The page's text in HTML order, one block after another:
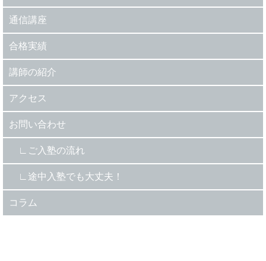
通信講座
合格実績
講師の紹介
アクセス
お問い合わせ
ご入塾の流れ
途中入塾でも大丈夫！
コラム